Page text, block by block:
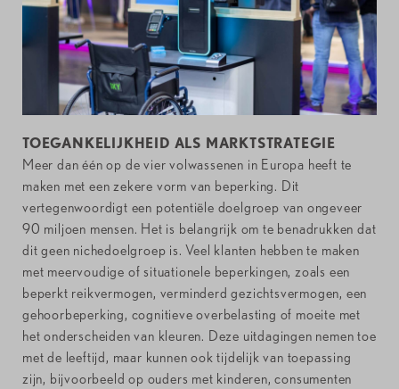
TOEGANKELIJKHEID ALS MARKTSTRATEGIE
Meer dan één op de vier volwassenen in Europa heeft te
maken met een zekere vorm van beperking. Dit
vertegenwoordigt een potentiële doelgroep van ongeveer
90 miljoen mensen. Het is belangrijk om te benadrukken dat
dit geen nichedoelgroep is. Veel klanten hebben te maken
met meervoudige of situationele beperkingen, zoals een
beperkt reikvermogen, verminderd gezichtsvermogen, een
gehoorbeperking, cognitieve overbelasting of moeite met
het onderscheiden van kleuren. Deze uitdagingen nemen toe
met de leeftijd, maar kunnen ook tijdelijk van toepassing
zijn, bijvoorbeeld op ouders met kinderen, consumenten